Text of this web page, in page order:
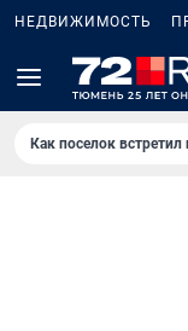
НЕДВИЖИМОСТЬ
Как поселок